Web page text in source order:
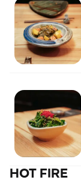
HOT FIRE